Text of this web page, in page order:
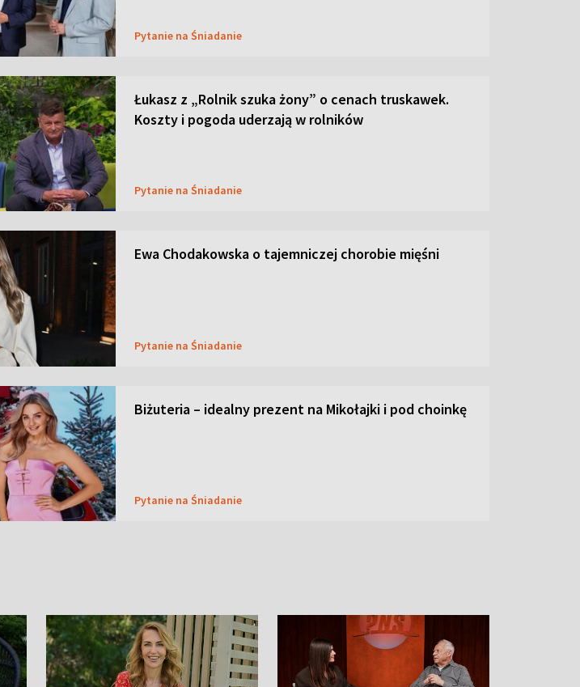
Pytanie na Śniadanie
Łukasz z „Rolnik szuka żony” o cenach truskawek.
Koszty i pogoda uderzają w rolników
Pytanie na Śniadanie
Ewa Chodakowska o tajemniczej chorobie mięśni
Pytanie na Śniadanie
Biżuteria – idealny prezent na Mikołajki i pod choinkę
Pytanie na Śniadanie